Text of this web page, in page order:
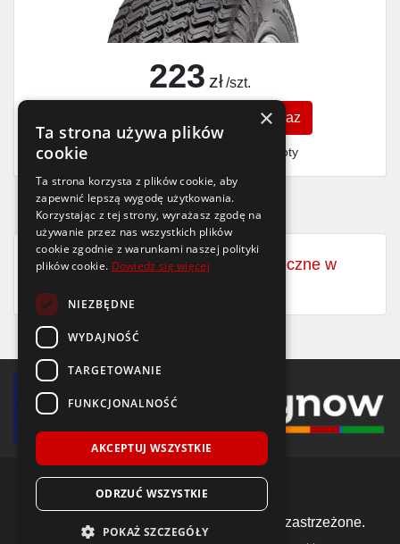
223 zł /szt.
Kup teraz
- MŚP i floty
Zobacz wszystkie opony całoroczne w
© 2018-2026 Voida.pl. Wszelkie prawa zastrzeżone.
×
Ta strona używa plików
cookie
Ta strona korzysta z plików cookie, aby
zapewnić lepszą wygodę użytkowania.
Korzystając z tej strony, wyrażasz zgodę na
używanie przez nas wszystkich plików
cookie zgodnie z warunkami naszej polityki
plików cookie. Dowiedz się więcej
NIEZBĘDNE
WYDAJNOŚĆ
TARGETOWANIE
FUNKCJONALNOŚĆ
AKCEPTUJ WSZYSTKIE
ODRZUĆ WSZYSTKIE
POKAŻ SZCZEGÓŁY